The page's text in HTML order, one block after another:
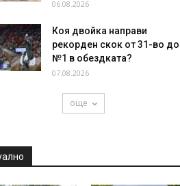
06.08.2026
Коя двойка направи
рекорден скок от 31-во до
№1 в обездката?
07.08.2026
още